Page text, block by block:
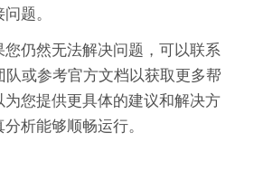
题。
仍然无法解决问题，可以联系
或参考官方文档以获取更多帮
您提供更具体的建议和解决方
析能够顺畅运行。